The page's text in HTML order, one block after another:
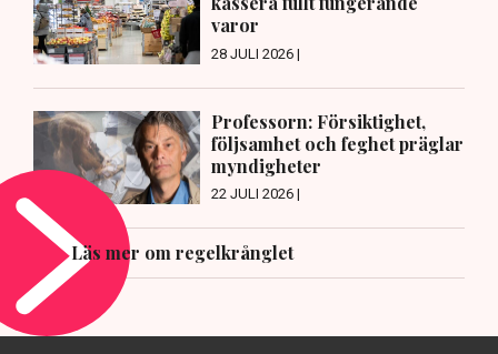
varor
28 JULI 2026 |
Professorn: Försiktighet,
följsamhet och feghet präglar
myndigheter
22 JULI 2026 |
Läs mer om regelkrånglet